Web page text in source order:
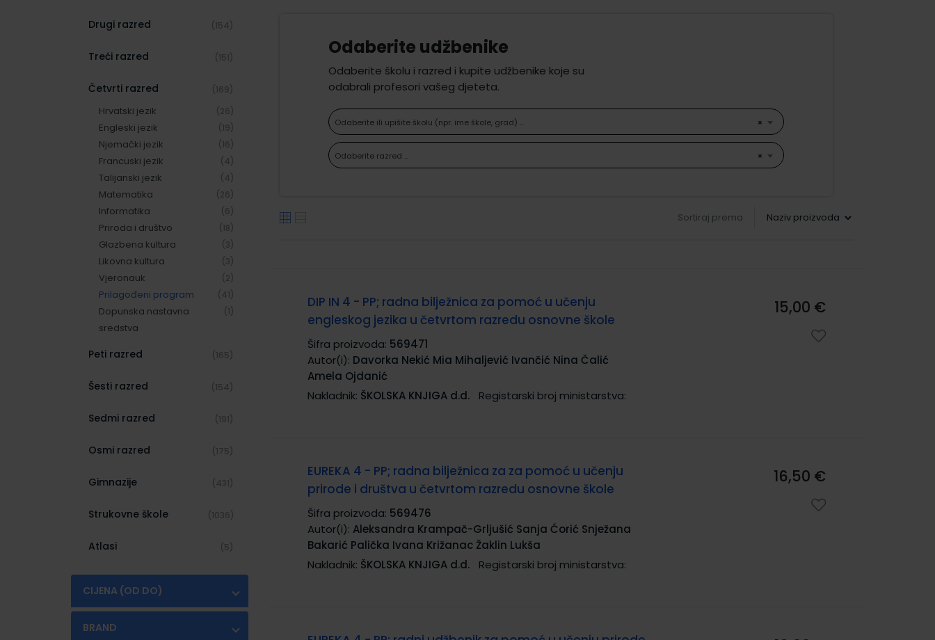
Drugi razred (154)
Treći razred (151)
Četvrti razred (169)
Hrvatski jezik (26)
Engleski jezik (19)
Njemački jezik (16)
Francuski jezik (4)
Talijanski jezik (4)
Matematika (26)
Informatika (6)
Priroda i društvo (18)
Glazbena kultura (3)
Likovna kultura (3)
Vjeronauk (2)
Prilagođeni program (41)
Dopunska nastavna
sredstva
(1)
Peti razred (165)
Šesti razred (154)
Sedmi razred (191)
Osmi razred (175)
Gimnazije (431)
Strukovne škole (1036)
Atlasi (5)
CIJENA (OD DO)
BRAND
Odaberite udžbenike
Odaberite školu i razred i kupite udžbenike koje su
odabrali profesori vašeg djeteta.
×
Odaberite ili upišite školu (npr. ime škole, grad) ...
×
Odaberite razred ...
Sortiraj prema
DIP IN 4 - PP; radna bilježnica za pomoć u učenju
engleskog jezika u četvrtom razredu osnovne škole
Šifra proizvoda: 569471
Autor(i): Davorka Nekić Mia Mihaljević Ivančić Nina Čalić
Amela Ojdanić
Nakladnik: ŠKOLSKA KNJIGA d.d. Registarski broj ministarstva:
15,00 €
EUREKA 4 - PP; radna bilježnica za za pomoć u učenju
prirode i društva u četvrtom razredu osnovne škole
Šifra proizvoda: 569476
Autor(i): Aleksandra Krampač-Grljušić Sanja Ćorić Snježana
Bakarić Palička Ivana Križanac Žaklin Lukša
Nakladnik: ŠKOLSKA KNJIGA d.d. Registarski broj ministarstva:
16,50 €